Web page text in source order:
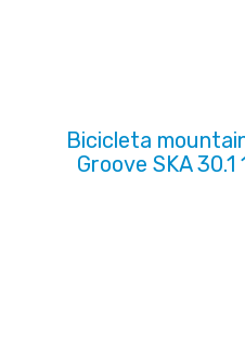
Bicicleta
Groove SKA